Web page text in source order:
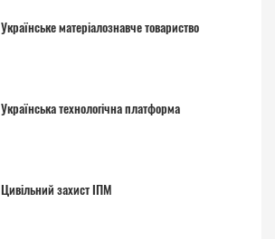
Українське матеріалознавче товариство
Українська технологічна платформа
Цивільний захист ІПМ